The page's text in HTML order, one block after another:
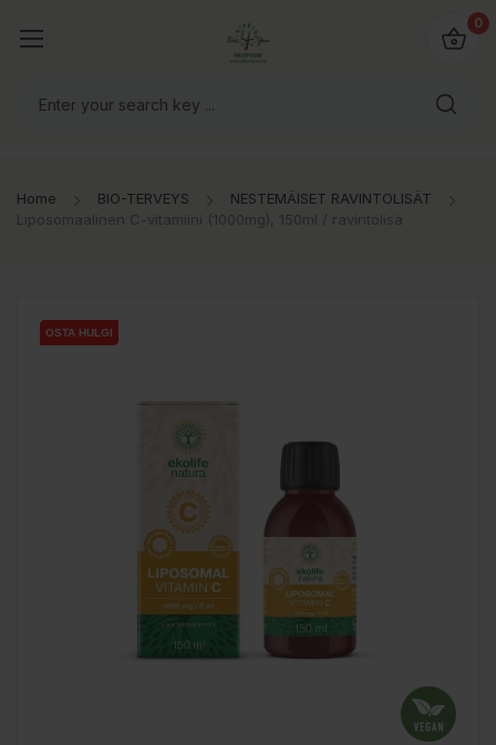
0
Home BIO-TERVEYS
NESTEMÄISET RAVINTOLISÄT
Liposomaalinen C-vitamiini (1000mg), 150ml / ravintolisä
OSTA HULGI
OSTA HULGI